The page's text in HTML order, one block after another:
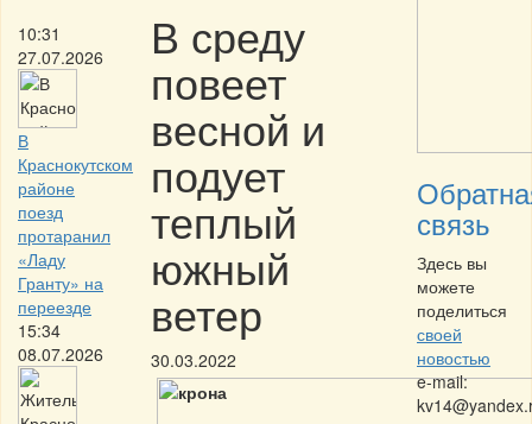
10:31
27.07.2026
В
Краснокутском
районе
поезд
протаранил
«Ладу
Гранту» на
переезде
15:34
08.07.2026
В среду
повеет
весной и
подует
теплый
южный
ветер
30.03.2022
связь
Здесь вы
можете
поделиться
своей
новостью
e-mail: